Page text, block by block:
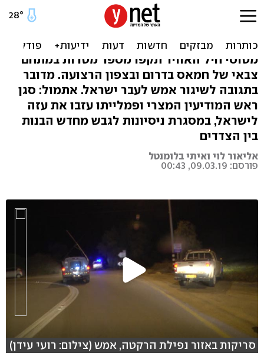
בתגובה לירי הרקטה: צה"ל
תקף יעדי חמאס ברצועת עזה
מטוסי חיל האוויר תקפו מספר מטרות במתחם
צבאי של חמאס בדרום ובצפון הרצועה. מדובר
בתגובה לשיגור אמש לעבר ישראל. אתמול: סגן
ראש המודיעין המצרי ופמלייתו עזבו את עזה
לישראל, במסגרת ניסיונות לגבש מחדש הבנות
בין הצדדים
אליאור לוי ואיתי בלומנטל
פורסם: 09.03.19, 00:43
סריקות באזור נפילת הרקטה, אמש (צילום: רועי עידן)